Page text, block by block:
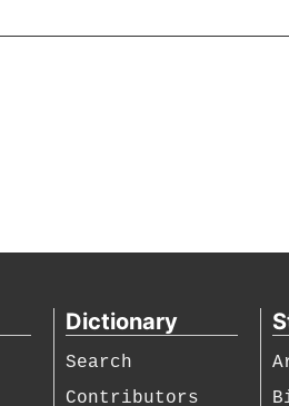
Dictionary
Search
Contributors